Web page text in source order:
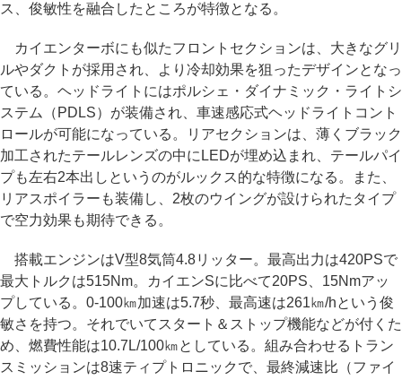
ス、俊敏性を融合したところが特徴となる。
カイエンターボにも似たフロントセクションは、大きなグリ
ルやダクトが採用され、より冷却効果を狙ったデザインとなっ
ている。ヘッドライトにはポルシェ・ダイナミック・ライトシ
ステム（PDLS）が装備され、車速感応式ヘッドライトコント
ロールが可能になっている。リアセクションは、薄くブラック
加工されたテールレンズの中にLEDが埋め込まれ、テールパイ
プも左右2本出しというのがルックス的な特徴になる。また、
リアスポイラーも装備し、2枚のウイングが設けられたタイプ
で空力効果も期待できる。
搭載エンジンはV型8気筒4.8リッター。最高出力は420PSで
最大トルクは515Nm。カイエンSに比べて20PS、15Nmアッ
プしている。0-100㎞加速は5.7秒、最高速は261㎞/hという俊
敏さを持つ。それでいてスタート＆ストップ機能などが付くた
め、燃費性能は10.7L/100㎞としている。組み合わせるトラン
スミッションは8速ティプトロニックで、最終減速比（ファイ